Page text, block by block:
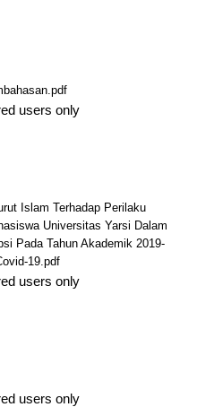
users only
Islam Terhadap Perilaku
Universitas Yarsi Dalam
Pada Tahun Akademik 2019-
19.pdf
users only
users only